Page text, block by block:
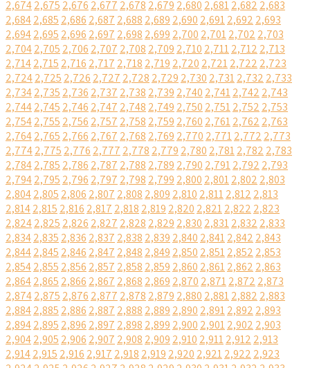
2,6742,675 2,676 2,677 2,678 2,679 2,680 2,6812,682 2,683
2,6842,685 2,686 2,687 2,688 2,689 2,690 2,6912,692 2,693
2,6942,695 2,696 2,697 2,698 2,699 2,700 2,7012,702 2,703
2,7042,705 2,706 2,707 2,708 2,709 2,710 2,7112,712 2,713
2,7142,715 2,716 2,717 2,718 2,719 2,720 2,7212,722 2,723
2,7242,725 2,726 2,727 2,728 2,729 2,730 2,7312,732 2,733
2,7342,735 2,736 2,737 2,738 2,739 2,740 2,7412,742 2,743
2,7442,745 2,746 2,747 2,748 2,749 2,750 2,7512,752 2,753
2,7542,755 2,756 2,757 2,758 2,759 2,760 2,7612,762 2,763
2,7642,765 2,766 2,767 2,768 2,769 2,770 2,7712,772 2,773
2,7742,775 2,776 2,777 2,778 2,779 2,780 2,7812,782 2,783
2,7842,785 2,786 2,787 2,788 2,789 2,790 2,7912,792 2,793
2,7942,795 2,796 2,797 2,798 2,799 2,800 2,8012,802 2,803
2,8042,805 2,806 2,807 2,808 2,809 2,810 2,8112,812 2,813
2,8142,815 2,816 2,817 2,818 2,819 2,820 2,8212,822 2,823
2,8242,825 2,826 2,827 2,828 2,829 2,830 2,8312,832 2,833
2,8342,835 2,836 2,837 2,838 2,839 2,840 2,8412,842 2,843
2,8442,845 2,846 2,847 2,848 2,849 2,850 2,8512,852 2,853
2,8542,855 2,856 2,857 2,858 2,859 2,860 2,8612,862 2,863
2,8642,865 2,866 2,867 2,868 2,869 2,870 2,8712,872 2,873
2,8742,875 2,876 2,877 2,878 2,879 2,880 2,8812,882 2,883
2,8842,885 2,886 2,887 2,888 2,889 2,890 2,8912,892 2,893
2,8942,895 2,896 2,897 2,898 2,899 2,900 2,9012,902 2,903
2,9042,905 2,906 2,907 2,908 2,909 2,910 2,9112,912 2,913
2,9142,915 2,916 2,917 2,918 2,919 2,920 2,9212,922 2,923